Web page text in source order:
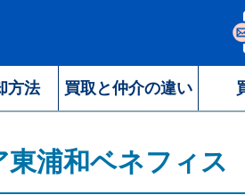
方法 買取と仲介の違い
浦和ベネフィス